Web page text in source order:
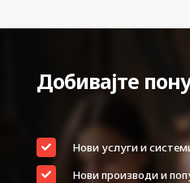
Добивајте
Нови услуги и
Нови производи и